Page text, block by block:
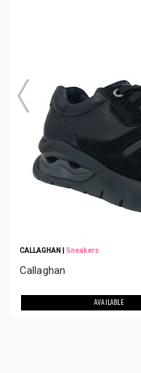
CALLAGHAN Sneakers
Callaghan
AVAILABLE